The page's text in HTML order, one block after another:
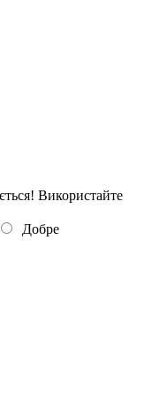
Використайте
Добре